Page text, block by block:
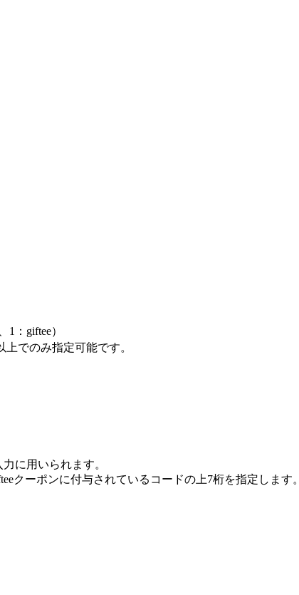
：giftee）
でのみ指定可能です。
に用いられます。
クーポンに付与されているコードの上7桁を指定します。